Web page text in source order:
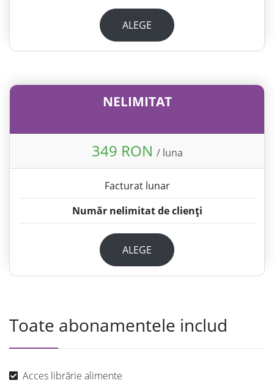
ALEGE
NELIMITAT
349 RON / luna
Facturat lunar
Număr nelimitat de clienți
ALEGE
Toate abonamentele includ
Acces librărie alimente